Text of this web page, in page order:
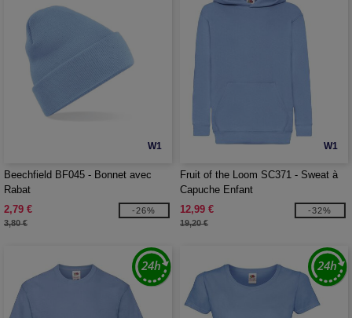
W1
Beechfield BF045 - Bonnet avec
Rabat
2,79 €
3,80 €
-26%
W1
Fruit of the Loom SC371 - Sweat à
Capuche Enfant
12,99 €
19,20 €
-32%